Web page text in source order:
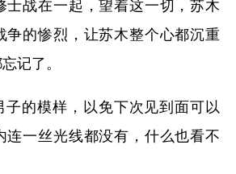
士战在一起，望着这一切，苏木
争的惨烈，让苏木整个心都沉重
记了。
子的模样，以免下次见到面可以
连一丝光线都没有，什么也看不